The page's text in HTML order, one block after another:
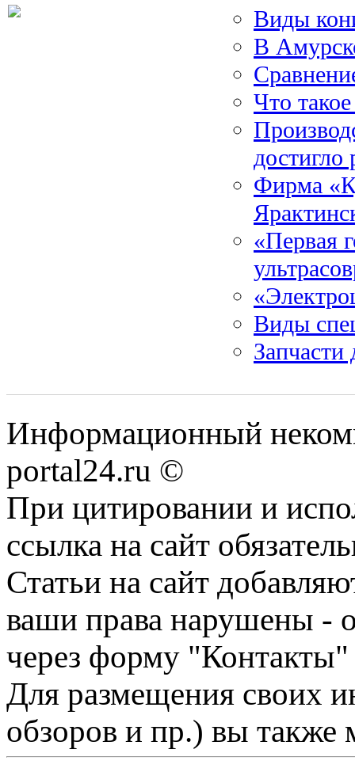
Виды
В
Что
достигло
Фирма
«Первая
Виды
Запчасти
Информационный
portal24.ru ©
При цитировании и
ссылка на сайт
Статьи на сайт
ваши права нарушены -
через форму "Контакты"
Для размещения своих
обзоров и пр.) вы также